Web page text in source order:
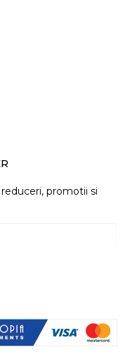
promotii si